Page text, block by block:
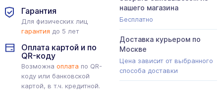
Гарантия
Для физических лиц
гарантия до 5 лет
Оплата картой и по
QR-коду
Возможна оплата по QR-
коду или банковской
картой, в т.ч. кредитной.
нашего магазина
Бесплатно
Доставка курьером по
Москве
Цена зависит от выбранного
способа доставки